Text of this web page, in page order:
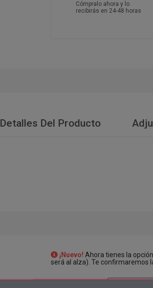
Cómpralo ahora y lo
recibirás en 24-48 horas
Detalles Del Producto
¡Nuevo! Ahora tienes la
será al alza). Te confirmaremos